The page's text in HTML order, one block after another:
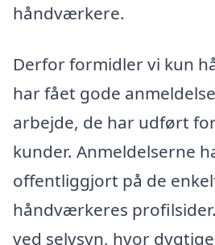
håndværkere.
Derfor formidler vi kun
har fået gode
arbejde, de har udført
kunder. Anmeldelserne
offentliggjort på de
håndværkeres
ved selvsyn, hvor